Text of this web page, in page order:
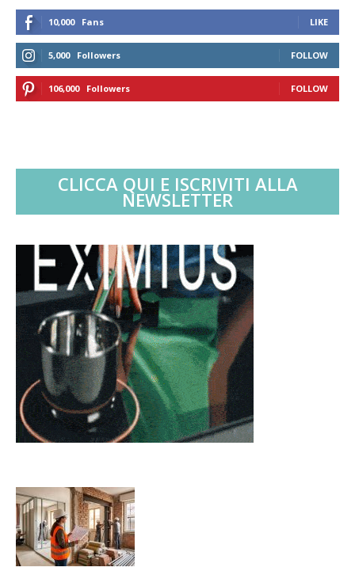
10,000 Fans LIKE
5,000 Followers FOLLOW
106,000 Followers FOLLOW
CLICCA QUI E ISCRIVITI ALLA
NEWSLETTER